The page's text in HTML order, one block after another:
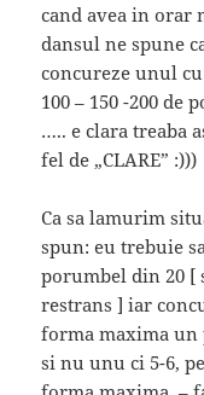
cand avea in orar
dansul ne spune
concureze unul
100 – 150 -200 de
….. e clara treaba
fel de „CLARE” :)))
Ca sa lamurim
spun: eu trebuie
porumbel din 20 [
restrans ] iar
forma maxima un
si nu unu ci 5-6,